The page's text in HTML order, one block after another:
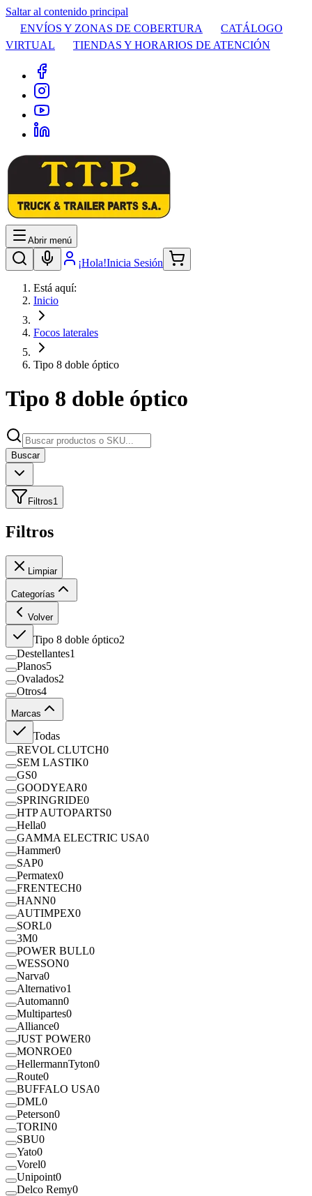
Saltar al contenido principal
ENVÍOS Y ZONAS DE COBERTURA
CATÁLOGO
VIRTUAL
TIENDAS Y HORARIOS DE ATENCIÓN
Abrir menú
¡Hola!Inicia Sesión
Está aquí:
Inicio
Focos laterales
Tipo 8 doble óptico
Tipo 8 doble óptico
Buscar
Filtros1
Filtros
Limpiar
Categorías
Volver
Tipo 8 doble óptico2
Destellantes1
Planos5
Ovalados2
Otros4
Marcas
Todas
REVOL CLUTCH0
SEM LASTIK0
GS0
GOODYEAR0
SPRINGRIDE0
HTP AUTOPARTS0
Hella0
GAMMA ELECTRIC USA0
Hammer0
SAP0
Permatex0
FRENTECH0
HANN0
AUTIMPEX0
SORL0
3M0
POWER BULL0
WESSON0
Narva0
Alternativo1
Automann0
Multipartes0
Alliance0
JUST POWER0
MONROE0
HellermannTyton0
Route0
BUFFALO USA0
DML0
Peterson0
TORIN0
SBU0
Yato0
Vorel0
Unipoint0
Delco Remy0